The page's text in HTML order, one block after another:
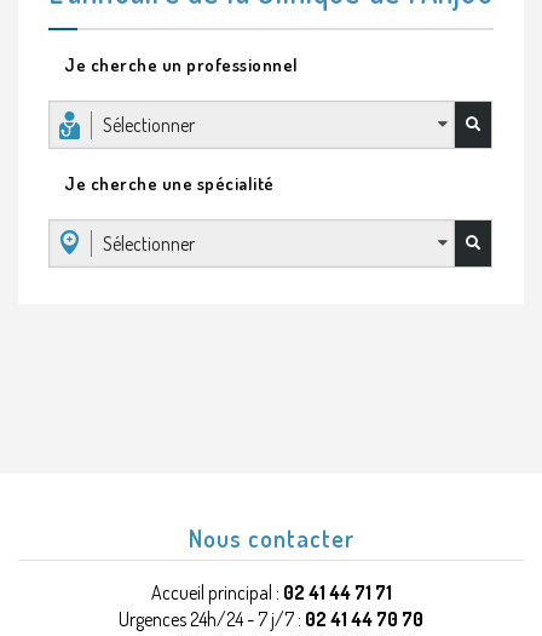
Je cherche un professionnel
Sélectionner
Je cherche une spécialité
Sélectionner
Nous contacter
Accueil principal : 02 41 44 71 71
Urgences 24h/24 - 7 j/7 : 02 41 44 70 70